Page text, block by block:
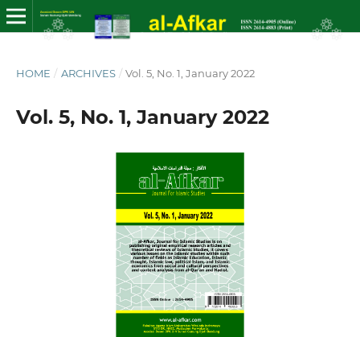
HOME / ARCHIVES / Vol. 5, No. 1, January 2022
Vol. 5, No. 1, January 2022